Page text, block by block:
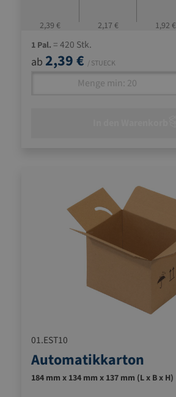
2,39 € 2,17 € 1,92 €
1 Pal. = 420 Stk.
ab 2,39 € / STUECK
01.EST10
Automatikkarton
184 mm x 134 mm x 137 mm (L x B x H)